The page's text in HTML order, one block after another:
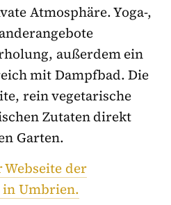
Atmosphäre. Yoga-,
außerdem ein
mit Dampfbad. Die
rein vegetarische
Zutaten direkt
Garten.
der
Umbrien.